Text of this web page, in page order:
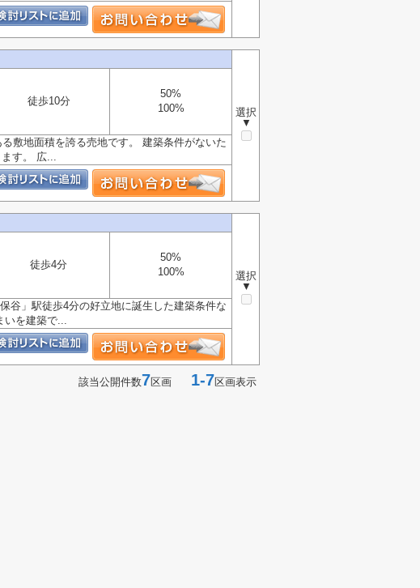
選択
▼
徒歩10分
50%
100%
敷地面積を誇る売地です。 建築条件がないた
す。 広...
選択
▼
徒歩4分
50%
100%
谷」駅徒歩4分の好立地に誕生した建築条件な
いを建築で...
該当公開件数7区画 1-7区画表示